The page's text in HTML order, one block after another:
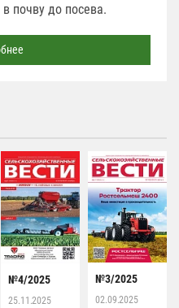
почву до посева.
№4/2025
25.11.2025
№3/2025
02.09.2025